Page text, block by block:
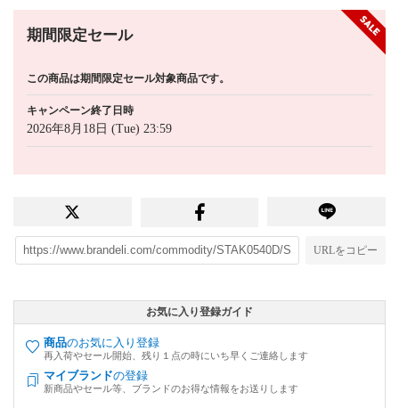
期間限定セール
この商品は期間限定セール対象商品です。
キャンペーン終了日時
2026年8月18日 (Tue) 23:59
URLをコピー
お気に入り登録ガイド
商品のお気に入り登録
再入荷やセール開始、残り１点の時にいち早くご連絡します
マイブランドの登録
新商品やセール等、ブランドのお得な情報をお送りします